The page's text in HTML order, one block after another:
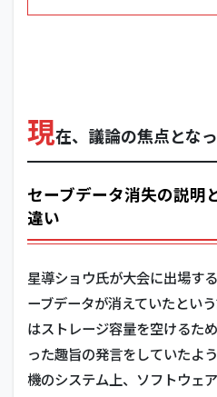
現在、議論の焦点とな
セーブデータ消失の説明
違い
星導ショウ氏が大会に出場す
ーブデータが消えていたとい
はストレージ容量を空けるた
った趣旨の発言をしていたよ
機のシステム上、ソフトウェ